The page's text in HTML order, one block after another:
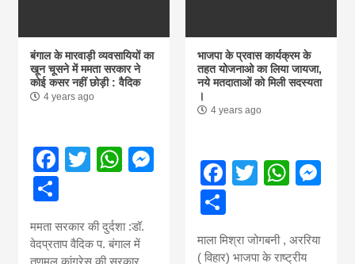
बंगाल के मारवाड़ी व्यवसायियों का
खून चूसने में ममता सरकार ने
कोई कसर नहीं छोड़ी : वैदिक
4 years ago
Facebook
TwitterWhatsApp
Messenger
ममता सरकार की दुर्दशा :डॉ.
वेदप्रताप वैदिक प. बंगाल में
तृणमूल कांग्रेस की सरकार
भाजपा के प्रवास कार्यक्रम के
तहत योजनाओ का लिया जायजा,
नये मतदाताओं को मिली सदस्यता
।
4 years ago
Facebook
Twitter
Share
माला मिश्रा जोगबनी , अररिया
( विहार) भाजपा के राष्ट्रीय